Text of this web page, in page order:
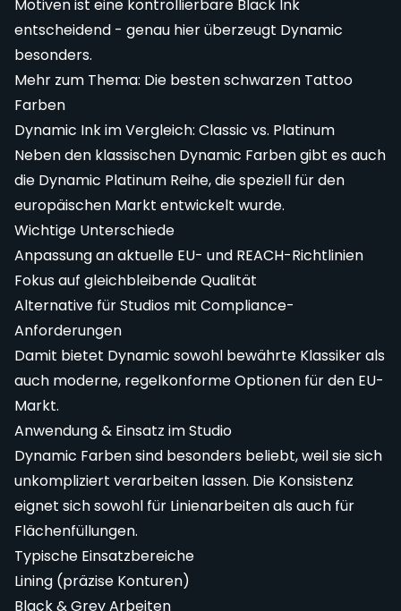
Motiven ist eine kontrollierbare Black Ink
entscheidend - genau hier überzeugt Dynamic
besonders.
Mehr zum Thema: Die besten schwarzen Tattoo
Farben
Dynamic Ink im Vergleich: Classic vs. Platinum
Neben den klassischen Dynamic Farben gibt es auch
die Dynamic Platinum Reihe, die speziell für den
europäischen Markt entwickelt wurde.
Wichtige Unterschiede
Anpassung an aktuelle EU- und REACH-Richtlinien
Fokus auf gleichbleibende Qualität
Alternative für Studios mit Compliance-
Anforderungen
Damit bietet Dynamic sowohl bewährte Klassiker als
auch moderne, regelkonforme Optionen für den EU-
Markt.
Anwendung & Einsatz im Studio
Dynamic Farben sind besonders beliebt, weil sie sich
unkompliziert verarbeiten lassen. Die Konsistenz
eignet sich sowohl für Linienarbeiten als auch für
Flächenfüllungen.
Typische Einsatzbereiche
Lining (präzise Konturen)
Black & Grey Arbeiten